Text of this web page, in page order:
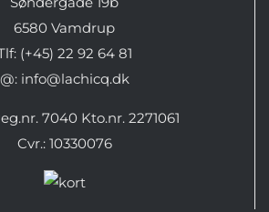
6580 Vamdrup
(+45) 22 92 64 81
@: info@lachicq.dk
7040 Kto.nr. 2271061
Cvr.: 10330076